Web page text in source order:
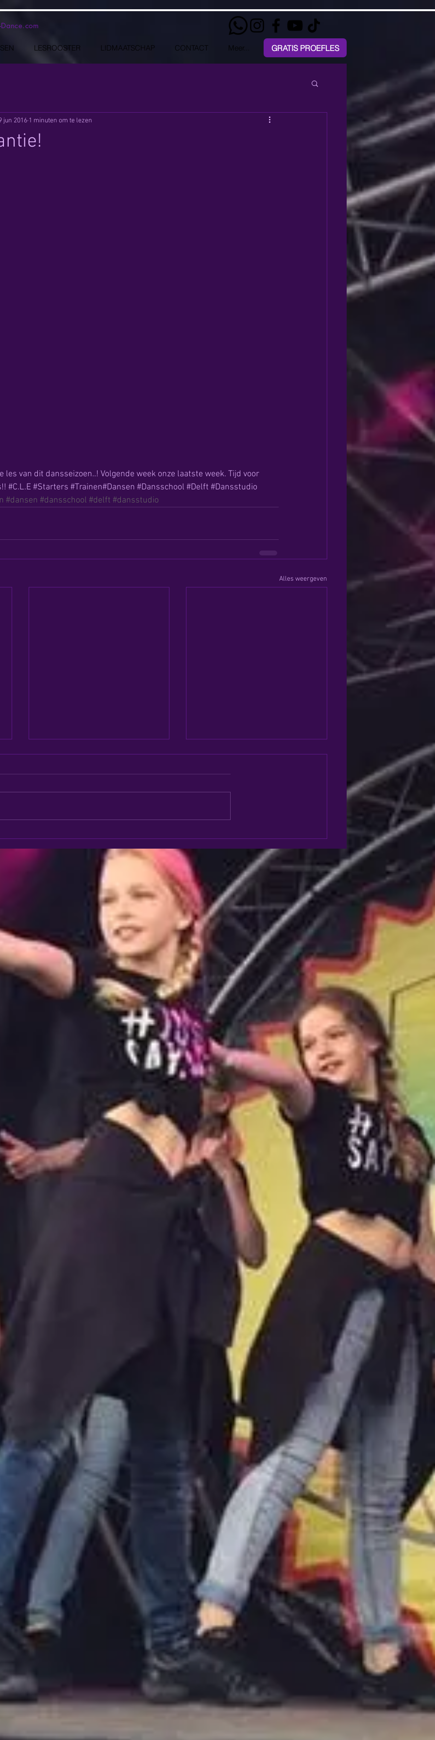
Dance.com
LESROOSTER LIDMAATSCHAP CONTACT Meer... GRATIS PROEFLES
jun 2016 1 minuten om te lezen
les van dit dansseizoen..! Volgende week onze laatste week. Tijd voor
‪#‎C‬.L.E ‪#‎Starters‬ ‪#‎Trainen‬‪#‎Dansen‬ ‪#‎Dansschool‬ ‪#‎Delft‬ ‪#‎Dansstudio‬
#dansen #dansschool #delft #dansstudio
Alles weergeven